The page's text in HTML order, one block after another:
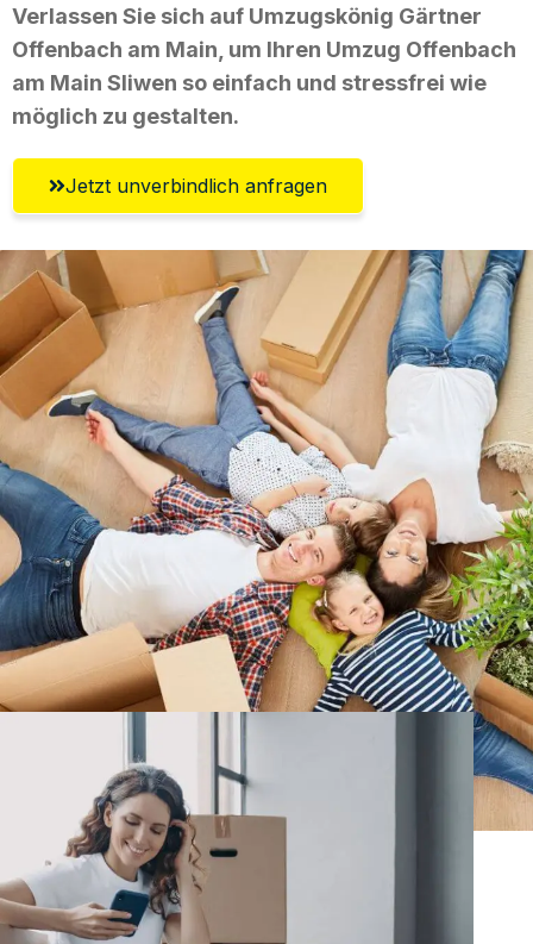
Verlassen Sie sich auf Umzugskönig Gärtner
Offenbach am Main, um Ihren Umzug Offenbach
am Main Sliwen so einfach und stressfrei wie
möglich zu gestalten.
Jetzt unverbindlich anfragen